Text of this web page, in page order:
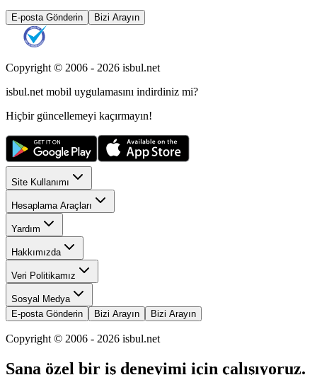
E-posta Gönderin Bizi Arayın
Copyright © 2006 - 2026 isbul.net
isbul.net mobil uygulamasını indirdiniz mi?
Hiçbir güncellemeyi kaçırmayın!
Site Kullanımı
Hesaplama Araçları
Yardım
Hakkımızda
Veri Politikamız
Sosyal Medya
E-posta Gönderin
Bizi Arayın Bizi Arayın
Copyright © 2006 - 2026 isbul.net
Sana özel bir iş deneyimi için çalışıyoruz.